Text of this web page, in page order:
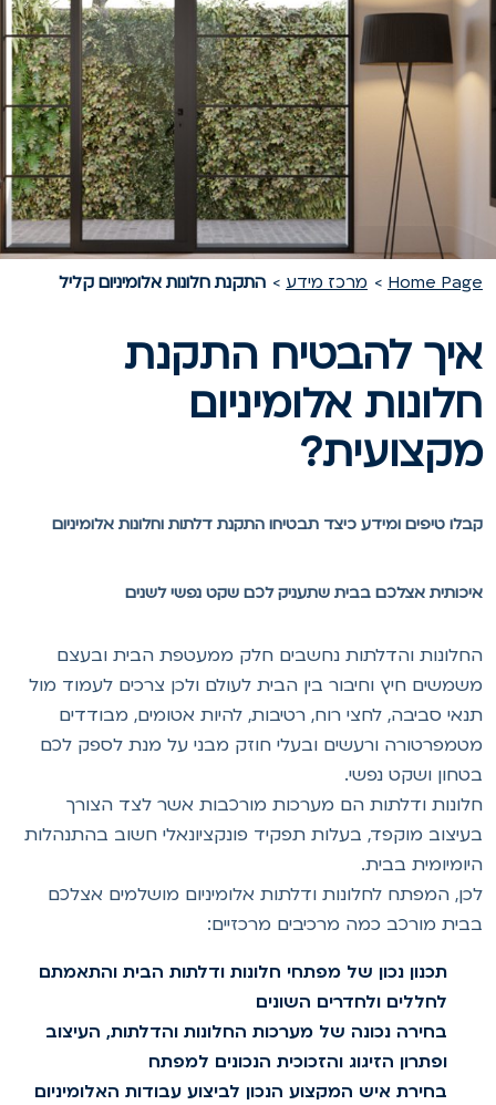
Home מרכז מידע התקנת חלונות אלומיניום קליל
להבטיח התקנת
אלומיניום
טיפים ומידע כיצד תבטיחו התקנת דלתות וחלונות אלומיניום
אצלכם בבית שתעניק לכם שקט נפשי לשנים
והדלתות נחשבים חלק ממעטפת הבית ובעצם
חיץ וחיבור בין הבית לעולם ולכן צרכים לעמוד מול
סביבה, לחצי רוח, רטיבות, להיות אטומים, מבודדים
ורעשים ובעלי חוזק מבני על מנת לספק לכם
ושקט נפשי.
ודלתות הם מערכות מורכבות אשר לצד הצורך
מוקפד, בעלות תפקיד פונקציונאלי חשוב בהתנהלות
בבית.
המפתח לחלונות ודלתות אלומיניום מושלמים אצלכם
מורכב כמה מרכיבים מרכזיים:
תכנון נכון של מפתחי חלונות ודלתות הבית והתאמתם
לחללים ולחדרים השונים
בחירה נכונה של מערכות החלונות והדלתות, העיצוב
ופתרון הזיגוג והזכוכית הנכונים למפתח
בחירת איש המקצוע הנכון לביצוע עבודות האלומיניום